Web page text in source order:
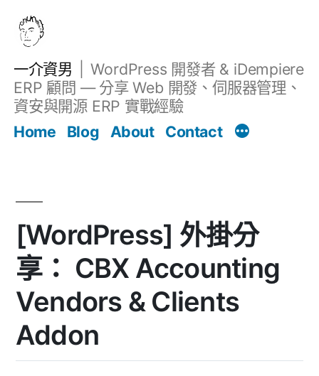
一介資男
WordPress 開發者 & iDempiere
ERP 顧問 — 分享 Web 開發、伺服器管理、
資安與開源 ERP 實戰經驗
Home
Blog About Contact
[WordPress] 外掛分
享： CBX Accounting
Vendors & Clients
Addon
文章